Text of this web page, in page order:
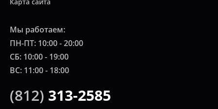
Мы работаем:
ПН-ПТ: 10:00 - 20:00
СБ: 10:00 - 19:00
ВС: 11:00 - 18:00
(812) 313-2585